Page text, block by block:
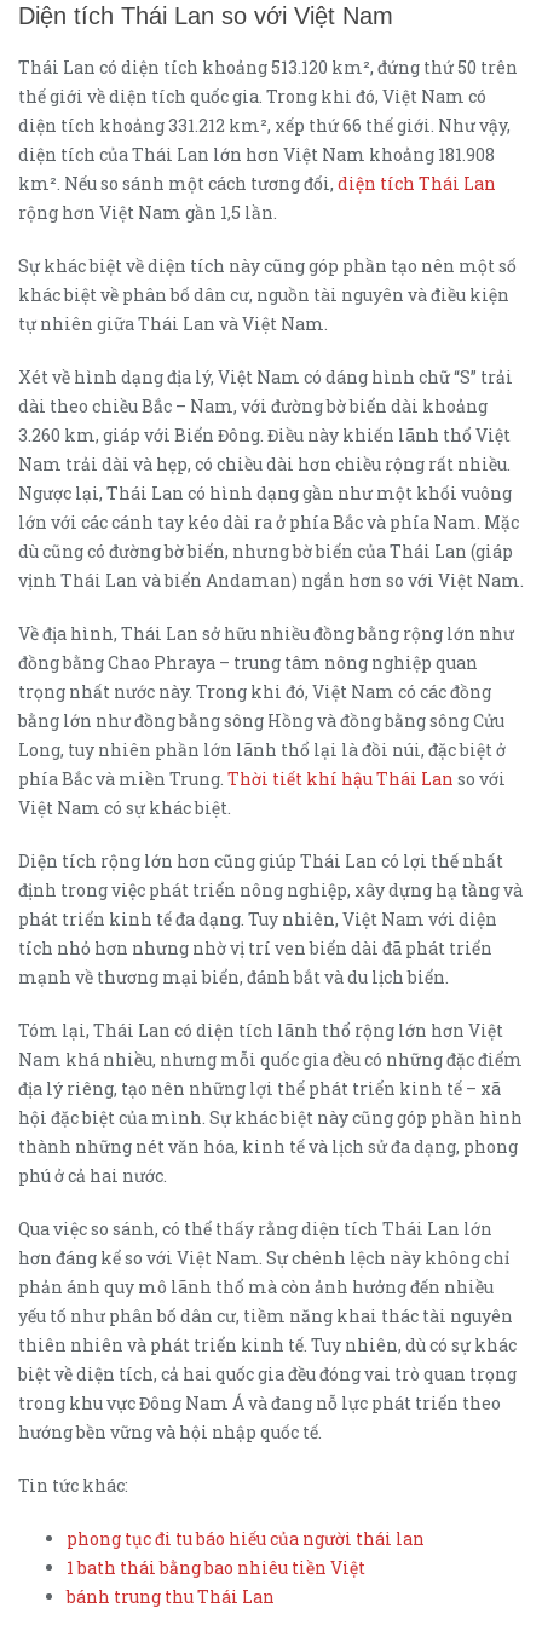
Diện tích Thái Lan so với Việt Nam
Thái Lan có diện tích khoảng 513.120 km², đứng thứ 50 trên
thế giới về diện tích quốc gia. Trong khi đó, Việt Nam có
diện tích khoảng 331.212 km², xếp thứ 66 thế giới. Như vậy,
diện tích của Thái Lan lớn hơn Việt Nam khoảng 181.908
km². Nếu so sánh một cách tương đối, diện tích Thái Lan
rộng hơn Việt Nam gần 1,5 lần.
Sự khác biệt về diện tích này cũng góp phần tạo nên một số
khác biệt về phân bố dân cư, nguồn tài nguyên và điều kiện
tự nhiên giữa Thái Lan và Việt Nam.
Xét về hình dạng địa lý, Việt Nam có dáng hình chữ “S” trải
dài theo chiều Bắc – Nam, với đường bờ biển dài khoảng
3.260 km, giáp với Biển Đông. Điều này khiến lãnh thổ Việt
Nam trải dài và hẹp, có chiều dài hơn chiều rộng rất nhiều.
Ngược lại, Thái Lan có hình dạng gần như một khối vuông
lớn với các cánh tay kéo dài ra ở phía Bắc và phía Nam. Mặc
dù cũng có đường bờ biển, nhưng bờ biển của Thái Lan (giáp
vịnh Thái Lan và biển Andaman) ngắn hơn so với Việt Nam.
Về địa hình, Thái Lan sở hữu nhiều đồng bằng rộng lớn như
đồng bằng Chao Phraya – trung tâm nông nghiệp quan
trọng nhất nước này. Trong khi đó, Việt Nam có các đồng
bằng lớn như đồng bằng sông Hồng và đồng bằng sông Cửu
Long, tuy nhiên phần lớn lãnh thổ lại là đồi núi, đặc biệt ở
phía Bắc và miền Trung. Thời tiết khí hậu Thái Lan so với
Việt Nam có sự khác biệt.
Diện tích rộng lớn hơn cũng giúp Thái Lan có lợi thế nhất
định trong việc phát triển nông nghiệp, xây dựng hạ tầng và
phát triển kinh tế đa dạng. Tuy nhiên, Việt Nam với diện
tích nhỏ hơn nhưng nhờ vị trí ven biển dài đã phát triển
mạnh về thương mại biển, đánh bắt và du lịch biển.
Tóm lại, Thái Lan có diện tích lãnh thổ rộng lớn hơn Việt
Nam khá nhiều, nhưng mỗi quốc gia đều có những đặc điểm
địa lý riêng, tạo nên những lợi thế phát triển kinh tế – xã
hội đặc biệt của mình. Sự khác biệt này cũng góp phần hình
thành những nét văn hóa, kinh tế và lịch sử đa dạng, phong
phú ở cả hai nước.
Qua việc so sánh, có thể thấy rằng diện tích Thái Lan lớn
hơn đáng kể so với Việt Nam. Sự chênh lệch này không chỉ
phản ánh quy mô lãnh thổ mà còn ảnh hưởng đến nhiều
yếu tố như phân bố dân cư, tiềm năng khai thác tài nguyên
thiên nhiên và phát triển kinh tế. Tuy nhiên, dù có sự khác
biệt về diện tích, cả hai quốc gia đều đóng vai trò quan trọng
trong khu vực Đông Nam Á và đang nỗ lực phát triển theo
hướng bền vững và hội nhập quốc tế.
Tin tức khác:
phong tục đi tu báo hiếu của người thái lan
1 bath thái bằng bao nhiêu tiền Việt
bánh trung thu Thái Lan